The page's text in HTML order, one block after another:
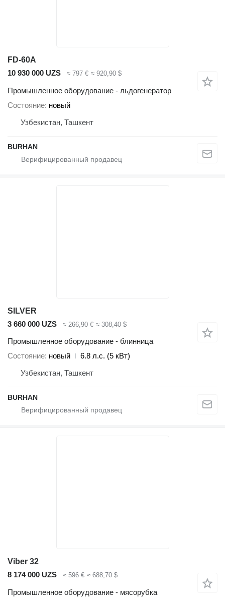
FD-60A
10 930 000 UZS
≈ 797 € ≈ 920,90 $
Промышленное оборудование - льдогенератор
Состояние новый
Узбекистан, Ташкент
BURHAN
SILVER
3 660 000 UZS
≈ 266,90 € ≈ 308,40 $
Промышленное оборудование - блинница
Состояние новый
6.8 л.с. (5 кВт)
Узбекистан, Ташкент
BURHAN
Viber 32
8 174 000 UZS
≈ 596 € ≈ 688,70 $
Промышленное оборудование - мясорубка